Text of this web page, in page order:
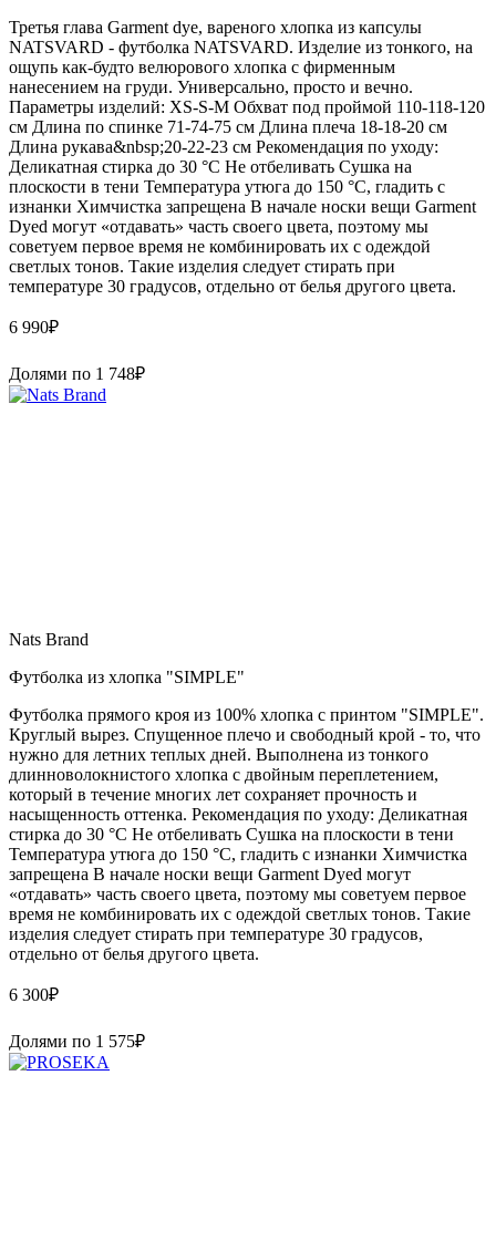
Третья глава Garment dye, вареного хлопка из капсулы
NATSVARD - футболка NATSVARD. Изделие из тонкого, на
ощупь как-будто велюрового хлопка с фирменным
нанесением на груди. Универсально, просто и вечно.
Параметры изделий: XS-S-M Обхват под проймой 110-118-120
см Длина по спинке 71-74-75 см Длина плеча 18-18-20 см
Длина рукава&nbsp;20-22-23 см Рекомендация по уходу:
Деликатная стирка до 30 °C Не отбеливать Сушка на
плоскости в тени Температура утюга до 150 °C, гладить с
изнанки Химчистка запрещена В начале носки вещи Garment
Dyed могут «отдавать» часть своего цвета, поэтому мы
советуем первое время не комбинировать их с одеждой
светлых тонов. Такие изделия следует стирать при
температуре 30 градусов, отдельно от белья другого цвета.
6 990₽
Долями по 1 748₽
Nats Brand
Футболка из хлопка "SIMPLE"
Футболка прямого кроя из 100% хлопка с принтом "SIMPLE".
Круглый вырез. Спущенное плечо и свободный крой - то, что
нужно для летних теплых дней. Выполнена из тонкого
длинноволокнистого хлопка с двойным переплетением,
который в течение многих лет сохраняет прочность и
насыщенность оттенка. Рекомендация по уходу: Деликатная
стирка до 30 °C Не отбеливать Сушка на плоскости в тени
Температура утюга до 150 °C, гладить с изнанки Химчистка
запрещена В начале носки вещи Garment Dyed могут
«отдавать» часть своего цвета, поэтому мы советуем первое
время не комбинировать их с одеждой светлых тонов. Такие
изделия следует стирать при температуре 30 градусов,
отдельно от белья другого цвета.
6 300₽
Долями по 1 575₽